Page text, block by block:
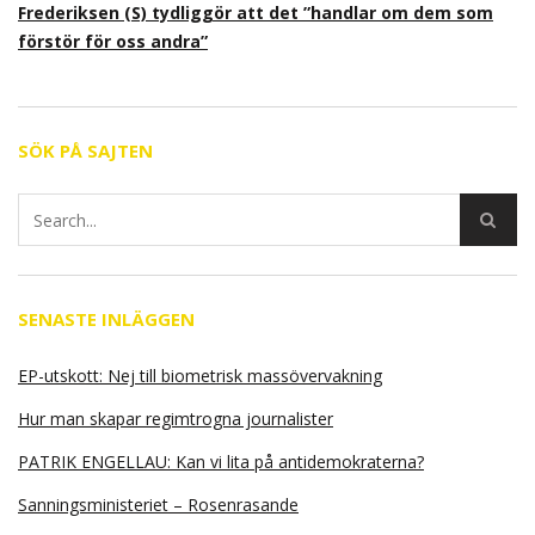
Frederiksen (S) tydliggör att det ”handlar om dem som
förstör för oss andra”
SÖK PÅ SAJTEN
SENASTE INLÄGGEN
EP-utskott: Nej till biometrisk massövervakning
Hur man skapar regimtrogna journalister
PATRIK ENGELLAU: Kan vi lita på antidemokraterna?
Sanningsministeriet – Rosenrasande